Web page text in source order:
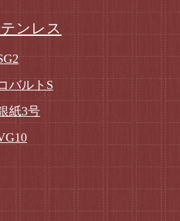
ンレス
バルトS
紙3号